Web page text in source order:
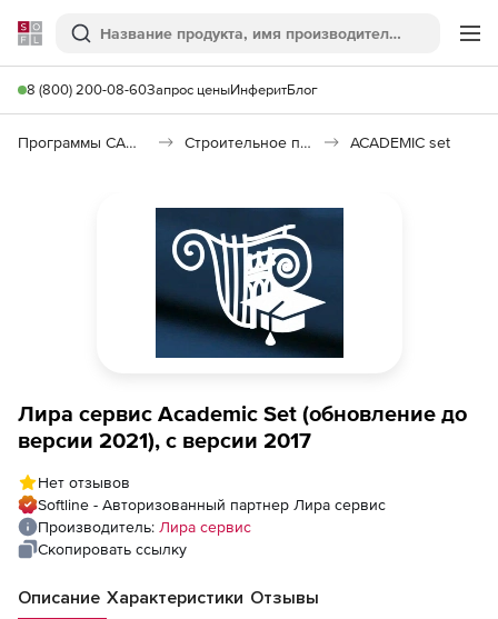
Softline
Поиск
8 (800) 200-08-60Запрос ценыИнферитБлог
Программы САПР и ГИС Строительное программное обеспечение ACADEMIC set
Лира сервис Academic Set (обновление до
версии 2021), с версии 2017
Нет отзывов
Softline - Авторизованный партнер Лира сервис
Производитель: Лира сервис
Скопировать ссылку
Описание Характеристики Отзывы